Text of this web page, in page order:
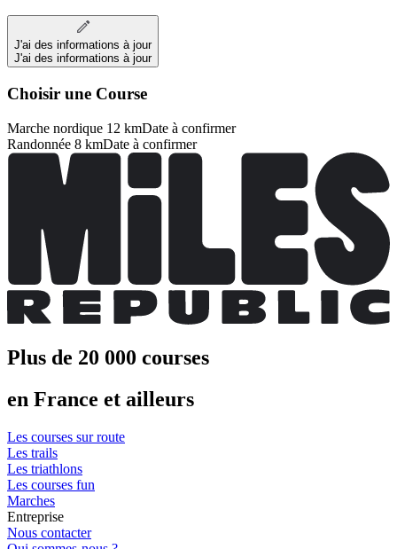
J'ai des informations à jour
J'ai des informations à jour
Choisir une Course
Marche nordique 12 kmDate à confirmer
Randonnée 8 kmDate à confirmer
Plus de 20 000 courses
en France et ailleurs
Les courses sur route
Les trails
Les triathlons
Les courses fun
Marches
Entreprise
Nous contacter